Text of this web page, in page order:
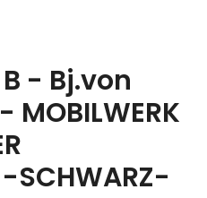
- Bj.von
MOBILWERK
-SCHWARZ-